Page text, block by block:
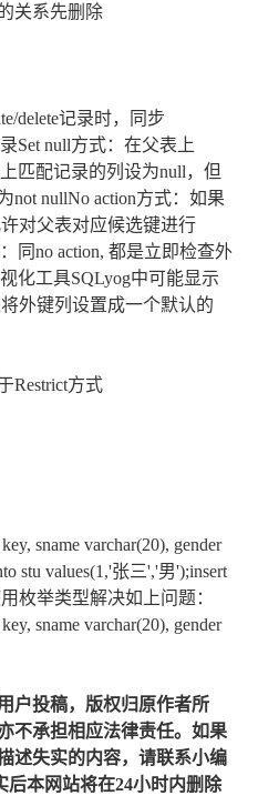
关系先删除
delete记录时，同步
Set null方式：在父表上
匹配记录的列设为null，但
not nullNo action方式：如果
对父表对应候选键进行
同no action, 都是立即检查外
化工具SQLyog中可能显示
外键列设置成一个默认的
Restrict方式
sname varchar(20), gender
stu values(1,'张三','男');insert
枚举类型解决如上问题：
sname varchar(20), gender
户投稿，版权归原作者所
不承担相应法律责任。如果
述失实的内容，请联系小编
后本网站将在24小时内删除